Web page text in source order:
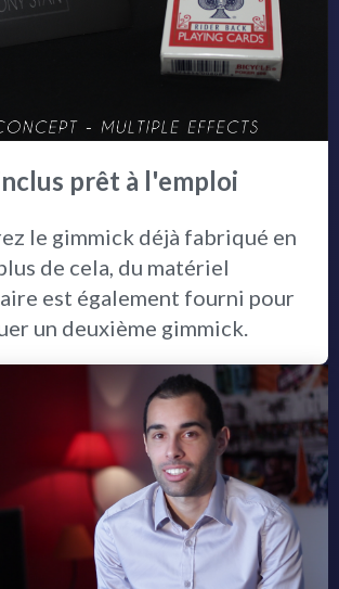
prêt à l'emploi
le gimmick déjà fabriqué en
de cela, du matériel
est également fourni pour
un deuxième gimmick.